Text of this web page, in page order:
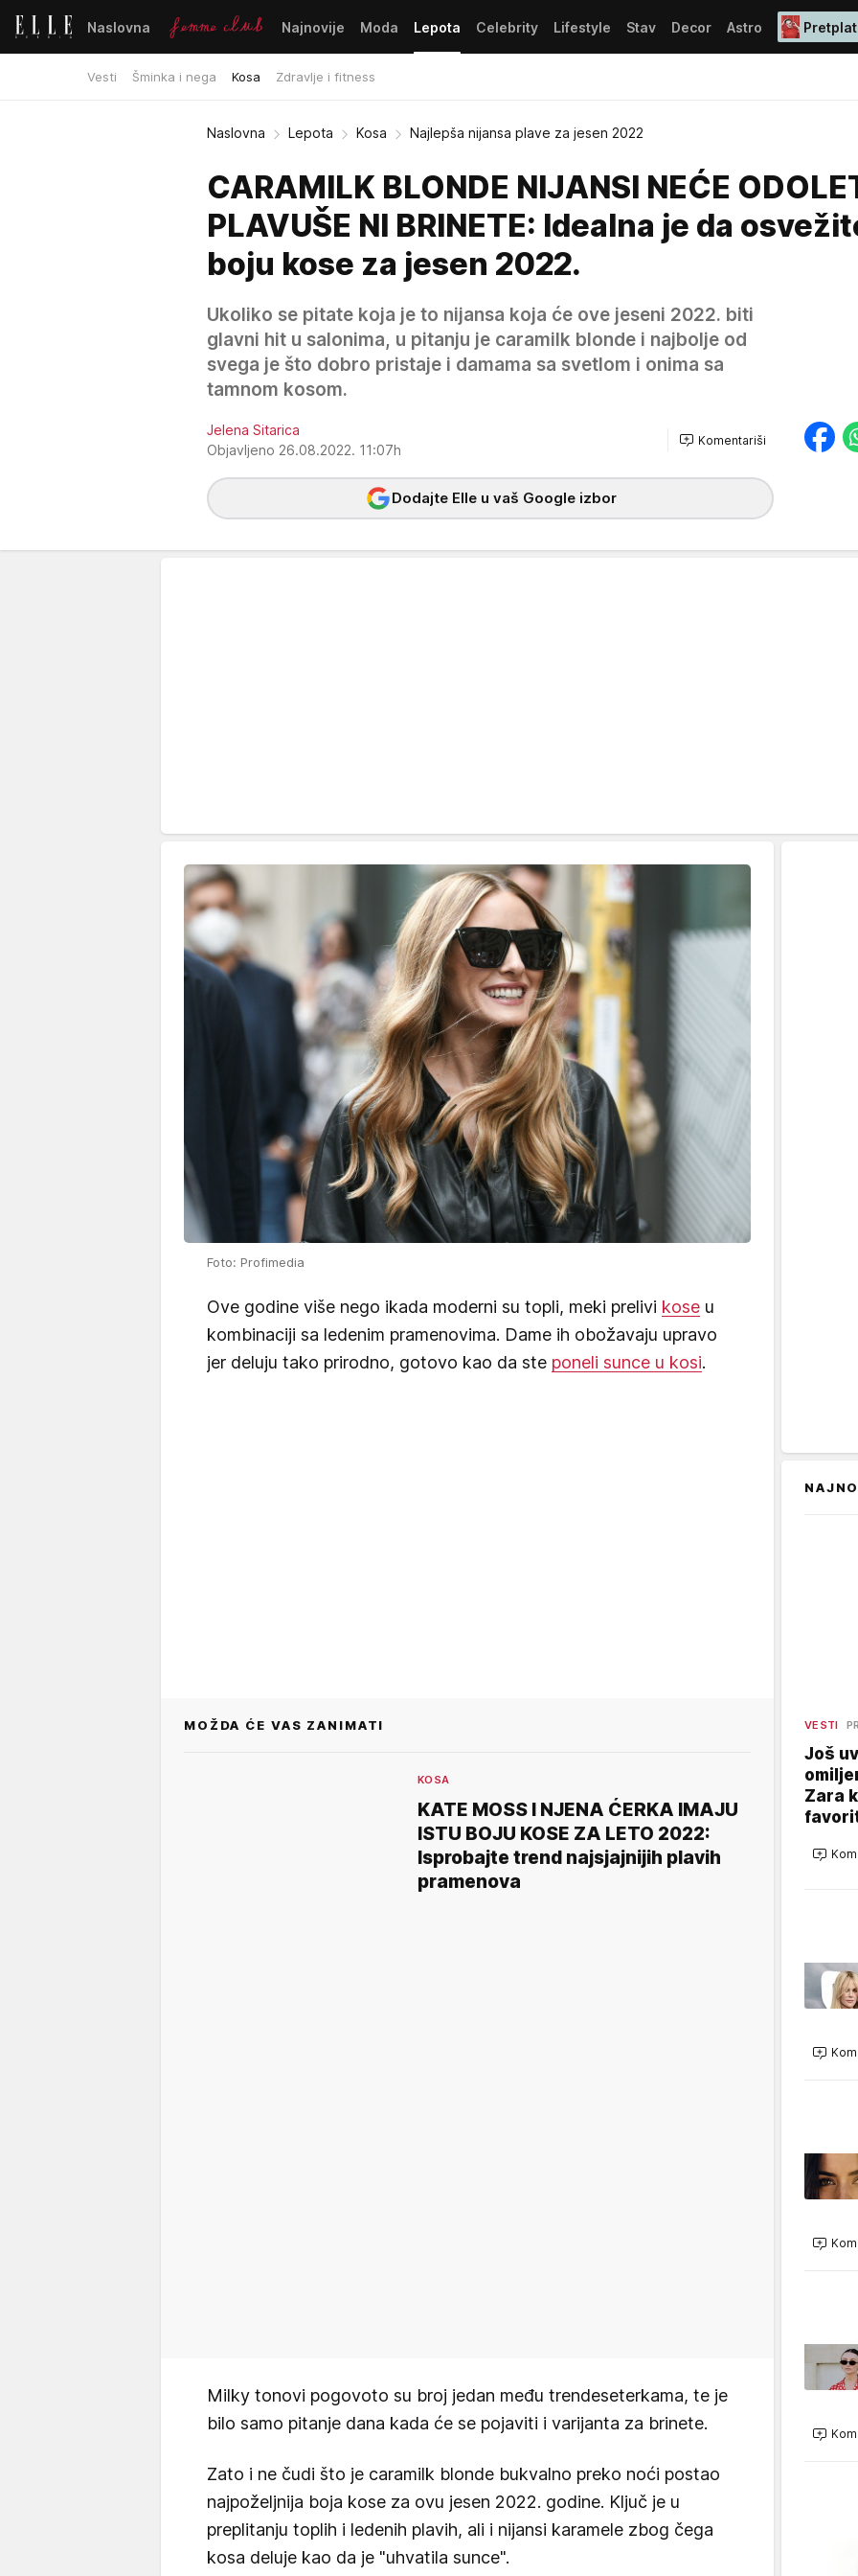
Naslovna Najnovije Moda Lepota
Vesti Šminka i nega Kosa Zdravlje i fitness
Celebrity Lifestyle Stav Decor Astro
Naslovna Lepota Kosa Najlepša nijansa plave za jesen 2022
CARAMILK BLONDE NIJANSI NEĆE
PLAVUŠE NI BRINETE: Idealna je da
boju kose za jesen 2022.
Ukoliko se pitate koja je to nijansa koja će ove jeseni 2022. biti
glavni hit u salonima, u pitanju je caramilk blonde i najbolje od
svega je što dobro pristaje i damama sa svetlom i onima sa
tamnom kosom.
Jelena Sitarica
Objavljeno 26.08.2022. 11:07h
Komentariši
Dodajte Elle u vaš Google izbor
Foto: Profimedia
Ove godine više nego ikada moderni su topli, meki prelivi kose u
kombinaciji sa ledenim pramenovima. Dame ih obožavaju upravo
jer deluju tako prirodno, gotovo kao da ste poneli sunce u kosi.
MOŽDA ĆE VAS ZANIMATI
KOSA
KATE MOSS I NJENA ĆERKA IMAJU
ISTU BOJU KOSE ZA LETO 2022:
Isprobajte trend najsjajnijih plavih
pramenova
Milky tonovi pogovoto su broj jedan među trendeseterkama, te je
bilo samo pitanje dana kada će se pojaviti i varijanta za brinete.
Zato i ne čudi što je caramilk blonde bukvalno preko noći postao
najpoželjnija boja kose za ovu jesen 2022. godine. Ključ je u
preplitanju toplih i ledenih plavih, ali i nijansi karamele zbog čega
kosa deluje kao da je "uhvatila sunce".
VESTI
Još
Zara